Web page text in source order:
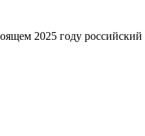
2025 году